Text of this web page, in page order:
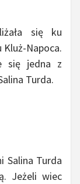
się ku
Napoca.
się jedna z
Turda.
Salina Turda
Jeżeli wiec